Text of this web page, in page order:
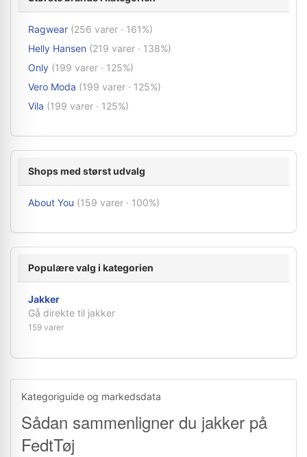
Ragwear (256 varer · 161%)
Helly Hansen (219 varer · 138%)
Only (199 varer · 125%)
Vero Moda (199 varer · 125%)
Vila (199 varer · 125%)
Shops med størst udvalg
About You (159 varer · 100%)
Populære valg i kategorien
Jakker
Gå direkte til jakker
159 varer
Kategoriguide og markedsdata
Sådan sammenligner du jakker på
FedtTøj